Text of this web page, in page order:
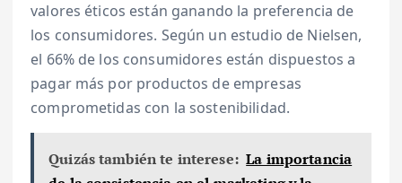
valores éticos están ganando la preferencia de
los consumidores. Según un estudio de Nielsen,
el 66% de los consumidores están dispuestos a
pagar más por productos de empresas
comprometidas con la sostenibilidad.
Quizás también te interese: La importancia